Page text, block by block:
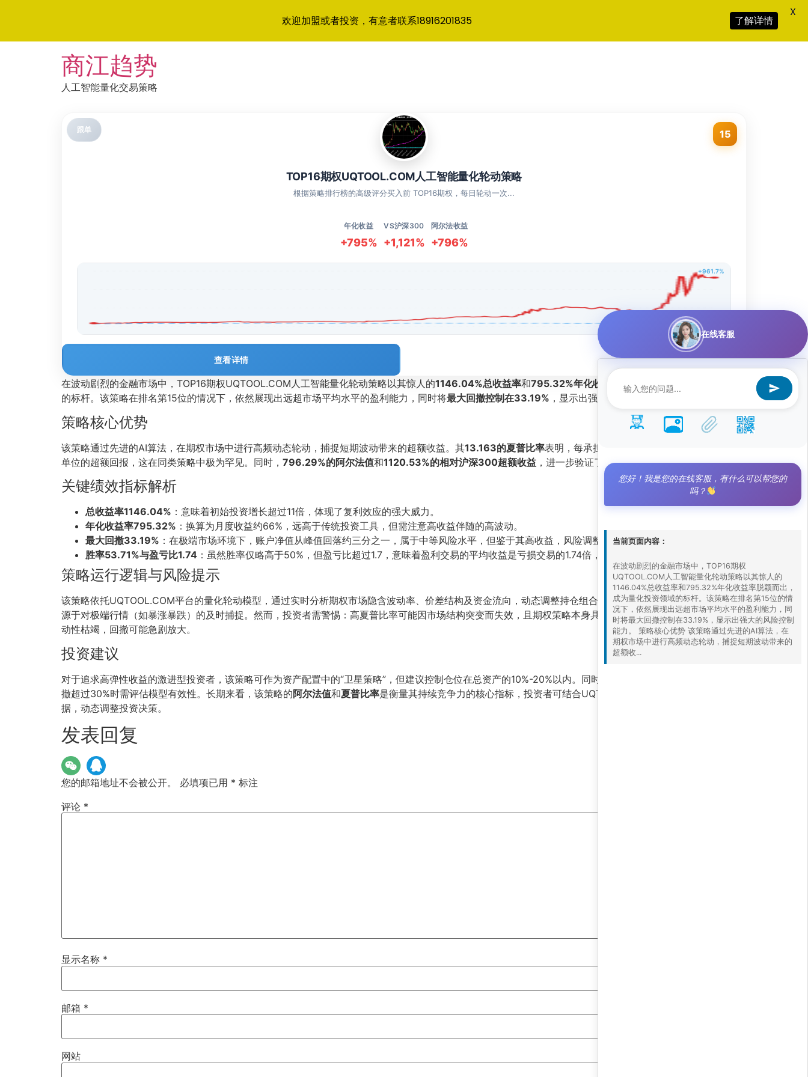
商江趋势
人工智能量化交易策略
跟单 15
TOP16期权UQTOOL.COM人工智能量化轮动策略
根据策略排行榜的高级评分买入前 TOP16期权，每日轮动一次...
年化收益
+795%
VS沪深300
+1,121%
阿尔法收益
+796%
+961.7%
查看详情
在波动剧烈的金融市场中，TOP16期权UQTOOL.COM人工智能量化轮动策略以其惊人的1146.04%总收益率和795.32%年化收益率
脱颖而出，成为量化投资领域
的标杆。该策略在排名第15位的情况下，依然展现出远超市场平均水平的盈利能力，同时将最大回撤控制在33.19% ，显示出强大的风险控制能力。
策略核心优势
该策略通过先进的AI算法，在期权市场中进行高频动态轮动，捕捉短期波动带来的超额收益。其13.163的夏普比率表明，每承担一单位风险，策略能获得超过13
单位的超额回报，这在同类策略中极为罕见。同时， 796.29%的阿尔法值和1120.53%的相对沪深300超额收益 ，进一步验证了其独立于市场走势的赚钱能力。
关键绩效指标解析
总收益率1146.04% ：意味着初始投资增长超过11倍，体现了复利效应的强大威力。
年化收益率795.32% ：换算为月度收益约66%，远高于传统投资工具，但需注意高收益伴随的高波动。
最大回撤33.19% ：在极端市场环境下，账户净值从峰值回落约三分之一，属于中等风险水平，但鉴于其高收益，风险调整后表现卓越。
胜率53.71%与盈亏比1.74 ：虽然胜率仅略高于50%，但盈亏比超过1.7，意味着盈利交易的平均收益是亏损交易的1.74倍，实现了“小亏大赚”的盈利模式。
策略运行逻辑与风险提示
该策略依托UQTOOL.COM平台的量化轮动模型，通过实时分析期权市场隐含波动率、价差结构及资金流向，动态调整持仓组合。其795.32%的年化收益率主要来
源于对极端行情（如暴涨暴跌）的及时捕捉。然而，投资者需警惕：高夏普比率可能因市场结构突变而失效，且期权策略本身具有非线性风险，一旦模型失效或流
动性枯竭，回撤可能急剧放大。
投资建议
对于追求高弹性收益的激进型投资者，该策略可作为资产配置中的“卫星策略”，但建议控制仓位在总资产的10%-20%以内。同时，应持续监控
撤超过30%时需评估模型有效性。长期来看，该策略的阿尔法值和夏普比率是衡量其持续竞争力的核心指标，投资者可结合UQTOOL.COM平台提供的实时回测数
据，动态调整投资决策。
发表回复
您的邮箱地址不会被公开。 必填项已用 * 标注
评论 *
显示名称 *
邮箱 *
网站
欢迎加盟或者投资，有意者联系18916201835 了解详情
X
在线客服
您好！我是您的在线客服，有什么可以帮您的
吗？
当前页面内容：
在波动剧烈的金融市场中，TOP16期权
UQTOOL.COM人工智能量化轮动策略以其惊人的
1146.04%总收益率和795.32%年化收益率脱颖而出，
成为量化投资领域的标杆。该策略在排名第15位的情
况下，依然展现出远超市场平均水平的盈利能力，同
时将最大回撤控制在33.19%，显示出强大的风险控制
能力。 策略核心优势 该策略通过先进的AI算法，在
期权市场中进行高频动态轮动，捕捉短期波动带来的
超额收...